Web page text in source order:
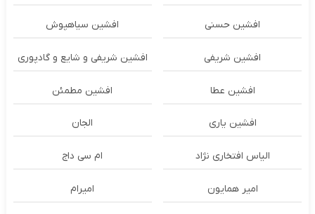
افشین حسنی افشین سیاهپوش
افشین شریفی افشین شریفی و شایع و گادپوری
افشین عطا افشین مطمئن
افشین یاری الجان
الیاس افتخاری نژاد ام سی داج
امير همايون اميرام